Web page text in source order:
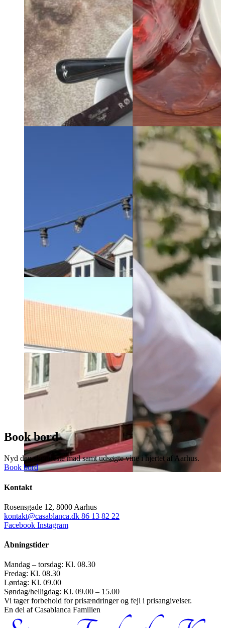
Book bord
Nyd den skønneste mad samt udsøgte vine i hjertet af Aarhus.
Book bord
Kontakt
Rosensgade 12, 8000 Aarhus
kontakt@casablanca.dk 86 13 82 22
Facebook Instagram
Åbningstider
Mandag – torsdag: Kl. 08.30
Fredag: Kl. 08.30
Lørdag: Kl. 09.00
Søndag/helligdag: Kl. 09.00 – 15.00
Vi tager forbehold for prisændringer og fejl i prisangivelser.
En del af Casablanca Familien